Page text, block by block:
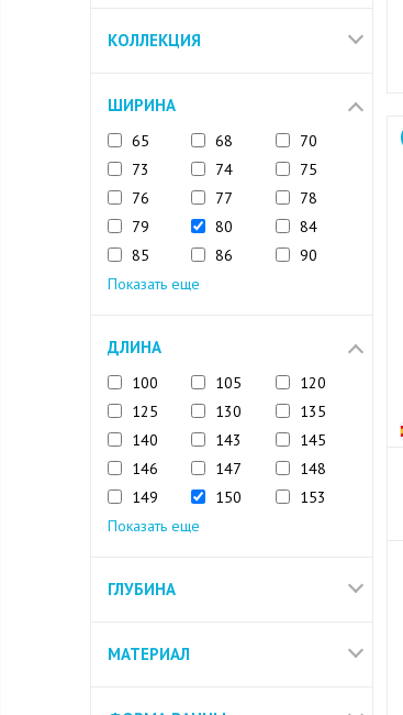
КОЛЛЕКЦИЯ
ШИРИНА
65 68
70
73
74
75
76
77
78
79
80
84
85
86
90
Показать еще
ДЛИНА
100 105
120
125
130
135
140
143
145
146
147
148
149
150
153
Показать еще
ГЛУБИНА
МАТЕРИАЛ